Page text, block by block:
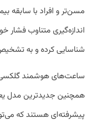
مسن‌تر و افراد با سابقه
شناسایی کرده و به
پیشرفته‌ای هستند که